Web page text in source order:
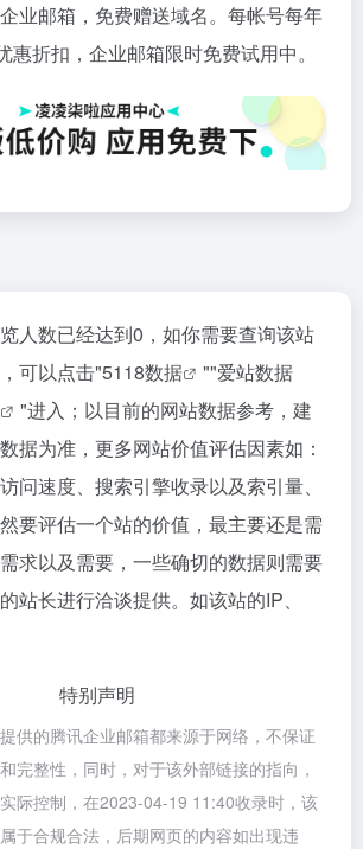
业邮箱，免费赠送域名。每帐号每年
惠折扣，企业邮箱限时免费试用中。
人数已经达到0，如你需要查询该站
可以点击"5118数据 ""爱站数据
"进入；以目前的网站数据参考，建
据为准，更多网站价值评估因素如：
问速度、搜索引擎收录以及索引量、
要评估一个站的价值，最主要还是需
求以及需要，一些确切的数据则需要
站长进行洽谈提供。如该站的IP、
特别声明
供的腾讯企业邮箱都来源于网络，不保证
完整性，同时，对于该外部链接的指向，
际控制，在2023-04-19 11:40收录时，该
于合规合法，后期网页的内容如出现违